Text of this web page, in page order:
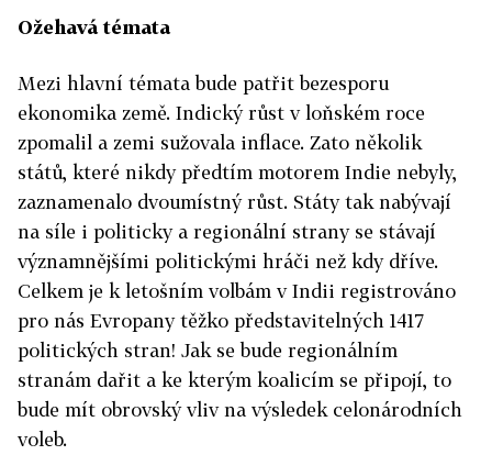
Ožehavá témata
Mezi hlavní témata bude patřit bezesporu
ekonomika země. Indický růst v loňském roce
zpomalil a zemi sužovala inflace. Zato několik
států, které nikdy předtím motorem Indie nebyly,
zaznamenalo dvoumístný růst. Státy tak nabývají
na síle i politicky a regionální strany se stávají
významnějšími politickými hráči než kdy dříve.
Celkem je k letošním volbám v Indii registrováno
pro nás Evropany těžko představitelných 1417
politických stran! Jak se bude regionálním
stranám dařit a ke kterým koalicím se připojí, to
bude mít obrovský vliv na výsledek celonárodních
voleb.